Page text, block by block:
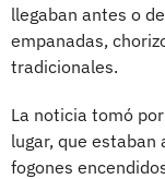
llegaban antes o
empanadas,
tradicionales.
La noticia tomó
lugar, que estaban
fogones